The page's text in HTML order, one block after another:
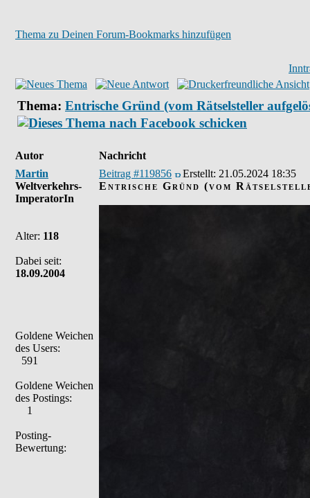
Thema zu Deinen Forum-Bookmarks hinzufügen
Thema: Entrische Gründ (vom Rätselsteller
Autor
Nachricht
Martin
Weltverkehrs-
ImperatorIn
Alter: 118
Dabei seit:
18.09.2004
Goldene Weichen
des Users:
591
Goldene Weichen
des Postings:
1
Posting-
Bewertung:
Beitrag #119856 Erstellt: 21.05.2024 18:35
Entrische Gründ (vom